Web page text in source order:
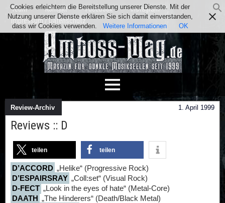
Team Kontakt Facebook
Instagram
Impressum / Datenschutz
Review-Archiv 1. April 1999
Reviews :: D
teilen teilen
D’ACCORD „Helike“ (Progressive Rock)
D’ESPAIRSRAY „Coll:set“ (Visual Rock)
D-FECT „Look in the eyes of hate“ (Metal-Core)
DAATH „The Hinderers“ (Death/Black Metal)
Cookies erleichtern die Bereitstellung unserer Dienste. Mit der
Nutzung unserer Dienste erklären Sie sich damit einverstanden,
dass wir Cookies verwenden.
Weitere Informationen OK